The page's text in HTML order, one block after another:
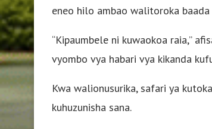
eneo hilo ambao walitoroka
“Kipaumbele ni kuwaokoa raia,”
vyombo vya habari vya kikanda
Kwa walionusurika, safari ya
kuhuzunisha sana.